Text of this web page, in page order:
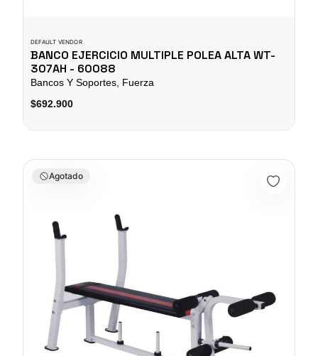
DEFAULT VENDOR
BANCO EJERCICIO MULTIPLE POLEA ALTA WT-
307AH - 60088
Bancos Y Soportes, Fuerza
$692.900
BANCO EJERCICIO MULTIPLE 307D - 70069
Agotado